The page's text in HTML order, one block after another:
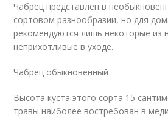
Чабрец представлен в
сортовом разнообразии, но для
рекомендуются лишь некоторые из
неприхотливые в уходе.
Чабрец обыкновенный
Высота куста этого сорта 15
травы наиболее востребован в